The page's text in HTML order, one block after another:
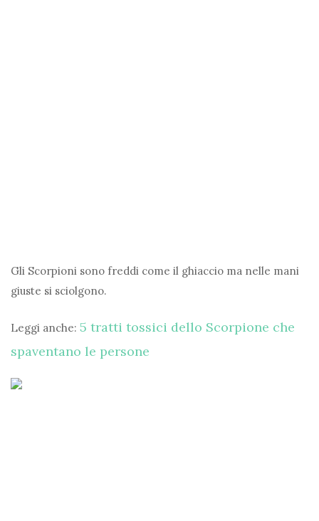
Gli Scorpioni sono freddi come il ghiaccio ma nelle mani
giuste si sciolgono.
Leggi anche: 5 tratti tossici dello Scorpione che
spaventano le persone